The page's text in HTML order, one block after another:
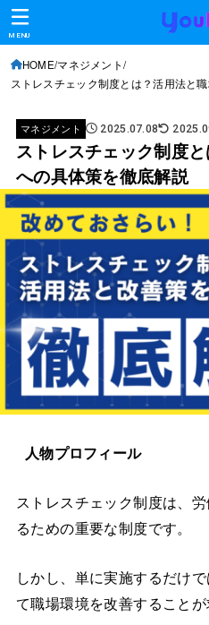
MENU
HOME マネジメント
ストレスチェック制度とは？活用法と
マネジメント 2025.07.08
ストレスチェック制度
への具体策を徹底解説
人物プロフィール
ストレスチェック制度は、
るための重要な制度です。
しかし、単に実施するだけ
て職場環境を改善することが